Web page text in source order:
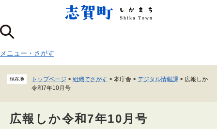
ジ
の
頭
で
メニューを飛ばして本文へ
メニュー ・ さがす
現在地 トップページ > 組織でさがす > 本庁舎 > デジタル情報課 > 広報しか
令和7年10月号
広報しか令和7年10月号